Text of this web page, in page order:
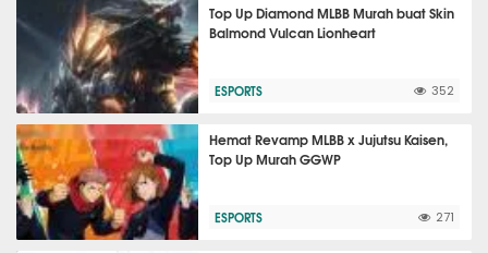
Top Up Diamond MLBB Murah buat Skin
Balmond Vulcan Lionheart
ESPORTS 352
Hemat Revamp MLBB x Jujutsu Kaisen,
Top Up Murah GGWP
ESPORTS 271